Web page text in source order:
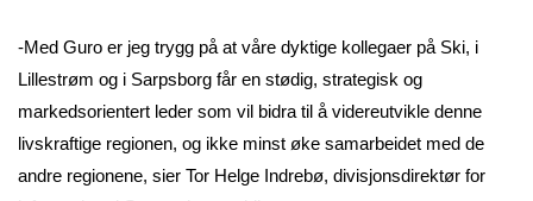
-Med Guro er jeg trygg på at våre dyktige kollegaer på Ski, i
Lillestrøm og i Sarpsborg får en stødig, strategisk og
markedsorientert leder som vil bidra til å videreutvikle denne
livskraftige regionen, og ikke minst øke samarbeidet med de
andre regionene, sier Tor Helge Indrebø, divisjonsdirektør for